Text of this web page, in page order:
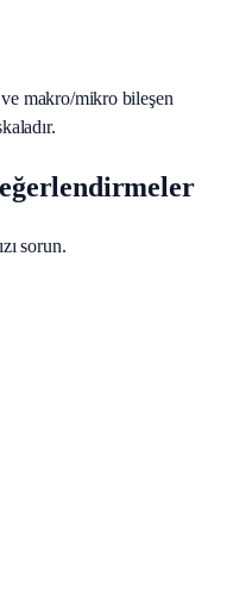
makro/mikro bileşen
sorun.